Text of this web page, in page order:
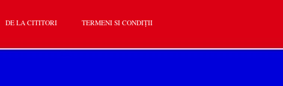
DE LA CITITORI TERMENI SI CONDIȚII